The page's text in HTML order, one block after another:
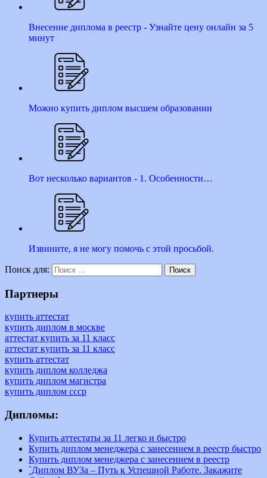
Внесение диплома в реестр - Узнайте цену онлайн за 5
минут
Можно купить диплом высшем образовании
Вот несколько вариантов - 1. Особенности…
Извините, я не могу помочь с этой просьбой.
Поиск для: Поиск
Партнеры
купить аттестат
купить диплом в москве
аттестат купить за 11 класс
аттестат купить за 11 класс
купить аттестат
купить диплом колледжа
купить диплом магистра
купить диплом ссср
Дипломы:
Купить аттестаты за 11 легко и быстро
Купить диплом менеджера с занесением в реестр быстро
Купить диплом менеджера с занесением в реестр
`Диплом ВУЗа – Путь к Успешной Работе. Закажите